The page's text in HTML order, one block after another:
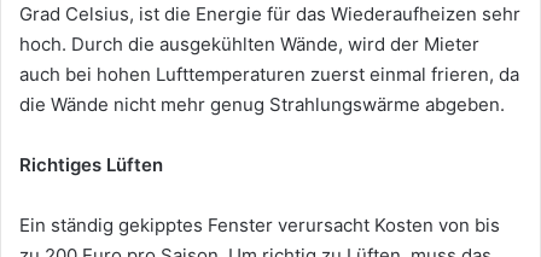
Grad Celsius, ist die Energie für das Wiederaufheizen sehr
hoch. Durch die ausgekühlten Wände, wird der Mieter
auch bei hohen Lufttemperaturen zuerst einmal frieren, da
die Wände nicht mehr genug Strahlungswärme abgeben.
Richtiges Lüften
Ein ständig gekipptes Fenster verursacht Kosten von bis